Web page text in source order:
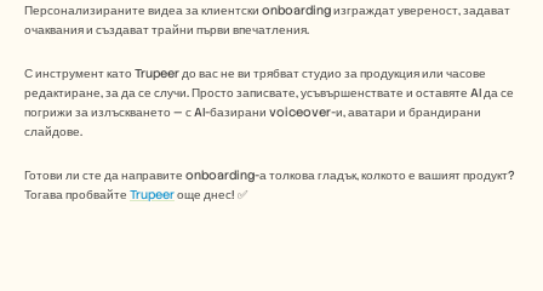
Персонализираните видеа за клиентски onboarding изграждат увереност, задават
очаквания и създават трайни първи впечатления.
С инструмент като Trupeer до вас не ви трябват студио за продукция или часове
редактиране, за да се случи. Просто записвате, усъвършенствате и оставяте AI да се
погрижи за излъскването — с AI-базирани voiceover-и, аватари и брандирани
слайдове.
Готови ли сте да направите onboarding-а толкова гладък, колкото е вашият продукт?
Тогава пробвайте Trupeer още днес! ✅